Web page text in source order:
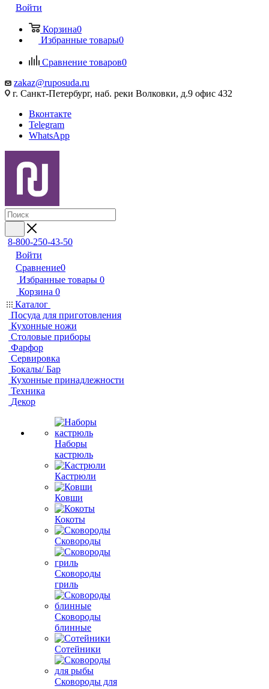
Войти
Корзина0
Избранные товары0
Сравнение товаров0
zakaz@ruposuda.ru
г. Санкт-Петербург, наб. реки Волковки, д.9 офис 432
Вконтакте
Telegram
WhatsApp
8-800-250-43-50
Войти
Сравнение0
Избранные товары 0
Корзина 0
Каталог
Посуда для приготовления
Кухонные ножи
Столовые приборы
Фарфор
Сервировка
Бокалы/ Бар
Кухонные принадлежности
Техника
Декор
Наборы
кастрюль
Кастрюли
Ковши
Кокоты
Сковороды
Сковороды
гриль
Сковороды
блинные
Сотейники
Сковороды для